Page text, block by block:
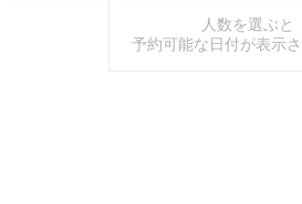
人数を選ぶと
予約可能な日付が表示さ